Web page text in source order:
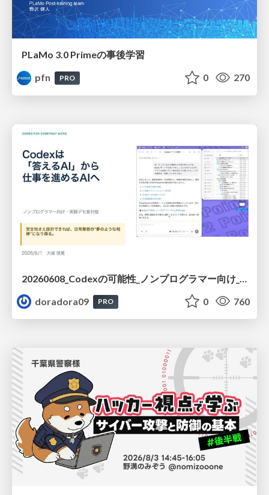
PLaMo 3.0 Primeの事後学習
pfn
PRO 0 270
doradora09
PRO 0 760